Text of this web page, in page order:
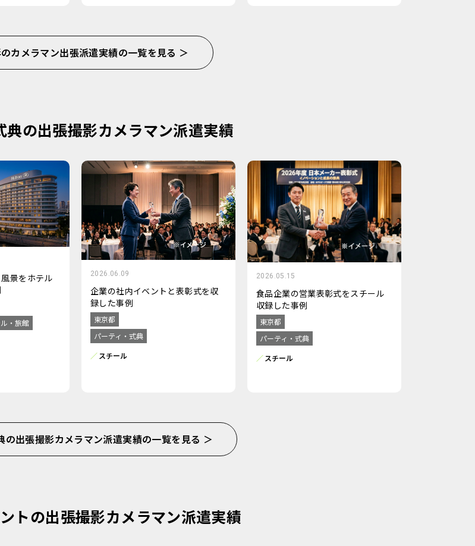
カメラマン出張派遣実績の一覧を見る ＞
典の出張撮影カメラマン派遣実績
景をホテル
・旅館
2026.06.09
企業の社内イベントと表彰式を収
録した事例
東京都
パーティ・式典
スチール
2026.05.15
食品企業の営業表彰式をスチール
収録した事例
東京都
パーティ・式典
スチール
の出張撮影カメラマン派遣実績の一覧を見る ＞
トの出張撮影カメラマン派遣実績